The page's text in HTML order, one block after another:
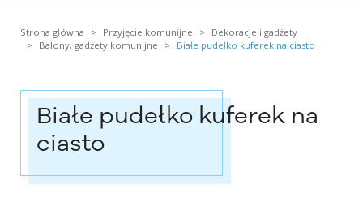
Strona główna Przyjęcie komunijne
Dekoracje i gadżety
Balony, gadżety komunijne
Białe pudełko kuferek na ciasto
Białe pudełko kuferek na
ciasto